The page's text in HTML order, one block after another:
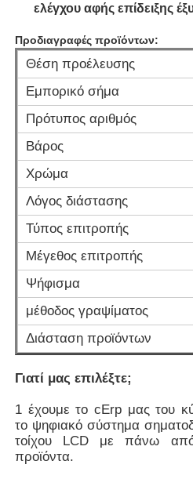
Αρχική Σελίδα
Προϊόντα
Βίντεο
Σχετικά με εμάς
Ποιοτικός έλεγχος
ελέγχου αφής επίδειξης
Προδιαγραφές προϊόντων:
Θέση προέλευσης
Εμπορικό σήμα
Πρότυπος αριθμός
Βάρος
Χρώμα
Λόγος διάστασης
Τύπος επιτροπής
Μέγεθος επιτροπής
Ψήφισμα
μέθοδος γραψίματος
Διάσταση προϊόντων
Γιατί μας επιλέξτε;
1 έχουμε το cErp μας του
το ψηφιακό σύστημα
τοίχου LCD με πάνω
προϊόντα.